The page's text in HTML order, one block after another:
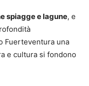
spiagge e lagune, e
Fuerteventura una
e cultura si fondono